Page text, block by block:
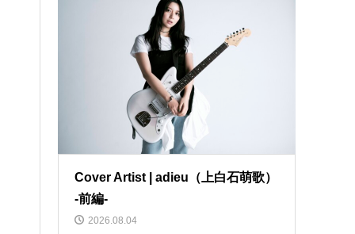
Cover Artist | adieu（上白石萌歌）
-前編-
2026.08.04